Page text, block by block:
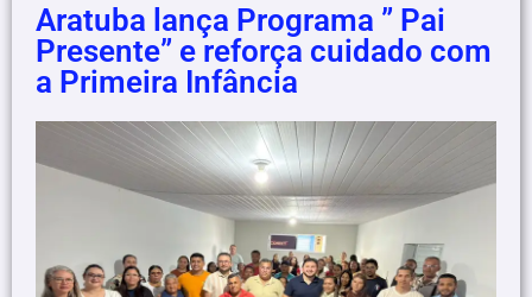
Aratuba lança Programa ” Pai
Presente” e reforça cuidado com
a Primeira Infância